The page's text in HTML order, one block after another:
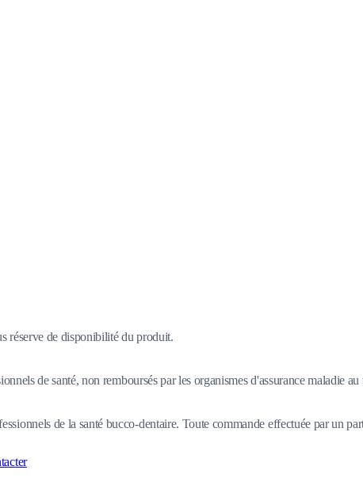
réserve de disponibilité du produit.
de santé, non remboursés par les organismes d'assurance maladie
de la santé bucco-dentaire. Toute commande effectuée par un